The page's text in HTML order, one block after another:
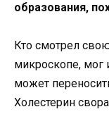
образования,
Кто смотрел
микроскопе, мог
может
Холестерин